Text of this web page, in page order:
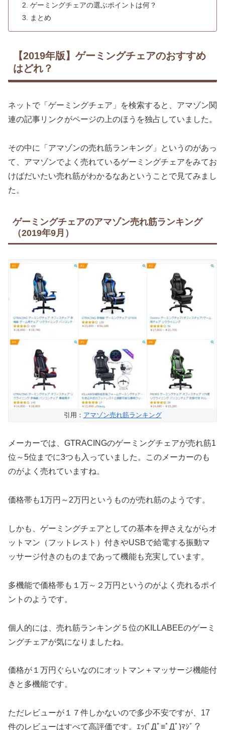
ゲーミングチェアの選ぶポイントは何？
まとめ
【2019年版】ゲーミングチェアのおすすめ
はどれ？
ネットで「ゲーミングチェア」を検索すると、アマゾン関
連の記事リンクがページの上のほうを独占していました。
その中に「アマゾンの売れ筋ランキング」というのがあっ
て、アマゾンでよく売れているゲーミングチェアをみてお
けばだいたい売れ筋がわかるなあということで見てみまし
た。
ゲーミングチェアのアマゾン売れ筋ランキング
（2019年9月）
引用： アマゾン売れ筋ランキング
メーカーでは、GTRACINGのゲーミングチェアが売れ筋1
位～5位までに3つも入っていました。このメーカーのも
のがよく売れていますね。
価格帯も1万円～2万円というものが売れ筋のようです。
しかも、ゲーミングチェアとしての基本を押さえながらオ
ットマン（フットレスト）付きやUSBで給電する振動マ
ッサージ付きのものまであって機能も充実しています。
多機能で価格帯も１万～２万円というのがよく売れるポイ
ントのようです。
個人的には、売れ筋ランキング５位のKILLABEEのゲーミ
ングチェアが気になりましたね。
価格が１万円ぐらいなのにオットマン＋マッサージ機能付
きと多機能です。
ただレビューが１７件しかないので多少不安ですが、17
件のレビューはすべて高評価です。ｴｯ(ﾟДﾟ≡ﾟДﾟ)ﾏｼﾞ？